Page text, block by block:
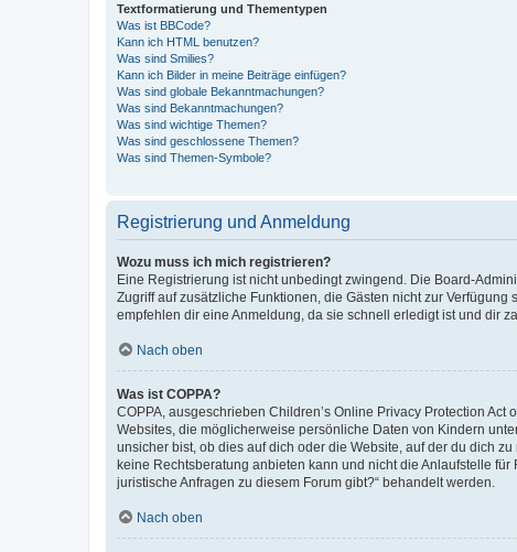
Textformatierung und Thementypen
Was ist BBCode?
Kann ich HTML benutzen?
Was sind Smilies?
Kann ich Bilder in meine Beiträge einfügen?
Was sind globale Bekanntmachungen?
Was sind Bekanntmachungen?
Was sind wichtige Themen?
Was sind geschlossene Themen?
Was sind Themen-Symbole?
Registrierung und Anmeldung
Wozu muss ich mich registrieren?
Eine Registrierung ist nicht unbedingt zwingend. Die Board-
Zugriff auf zusätzliche Funktionen, die Gästen nicht zur
empfehlen dir eine Anmeldung, da sie schnell erledigt ist und dir
Nach oben
Was ist COPPA?
COPPA, ausgeschrieben Children’s Online Privacy Protection
Websites, die möglicherweise persönliche Daten von Kindern
unsicher bist, ob dies auf dich oder die Website, auf der du dich
keine Rechtsberatung anbieten kann und nicht die Anlaufstelle
juristische Anfragen zu diesem Forum gibt?“ behandelt werden.
Nach oben